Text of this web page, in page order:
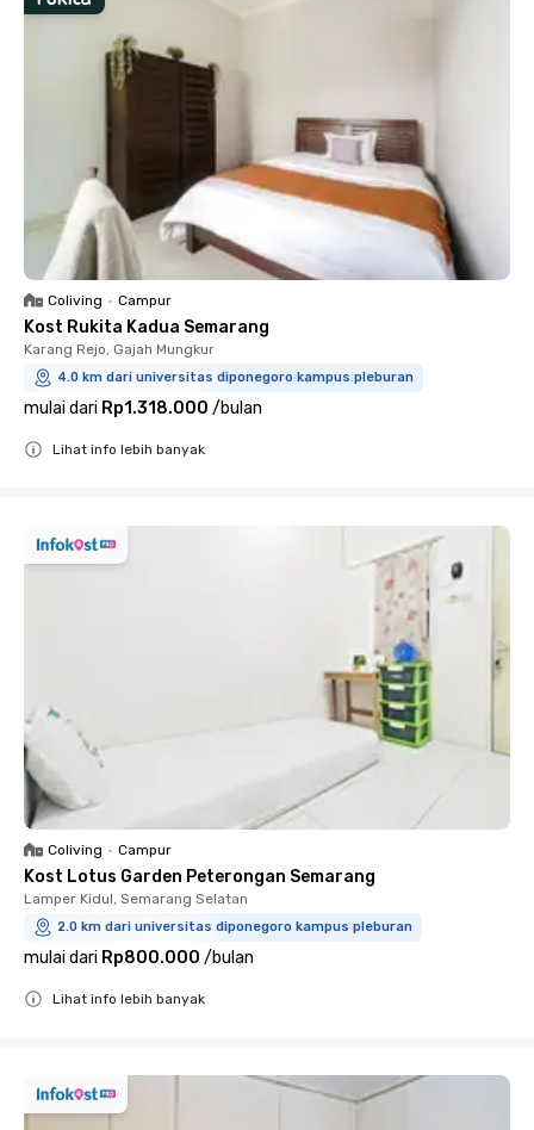
Coliving • Campur
Kost Rukita Kadua Semarang
Karang Rejo, Gajah Mungkur
4.0 km dari universitas diponegoro kampus pleburan
mulai dari Rp1.318.000 /bulan
Lihat info lebih banyak
Coliving • Campur
Kost Lotus Garden Peterongan Semarang
Lamper Kidul, Semarang Selatan
2.0 km dari universitas diponegoro kampus pleburan
mulai dari Rp800.000 /bulan
Lihat info lebih banyak